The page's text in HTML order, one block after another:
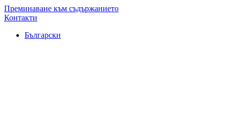
Преминаване към съдържанието
Контакти
Български